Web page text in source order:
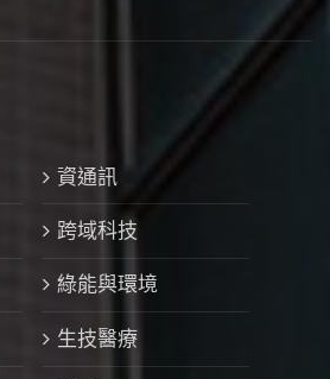
資通訊
跨域科技
綠能與環境
生技醫療